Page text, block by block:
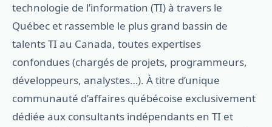
technologie de l’information (TI) à travers le
Québec et rassemble le plus grand bassin de
talents TI au Canada, toutes expertises
confondues (chargés de projets, programmeurs,
développeurs, analystes…). À titre d’unique
communauté d’affaires québécoise exclusivement
dédiée aux consultants indépendants en TI et